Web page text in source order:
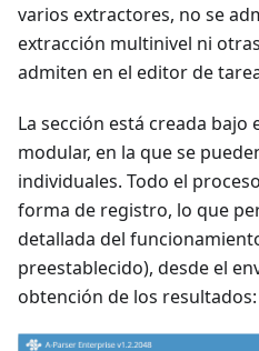
varios extractores, no se
extracción multinivel ni
admiten en el editor de
La sección está creada
modular, en la que se
individuales. Todo el
forma de registro, lo que
detallada del
preestablecido), desde el
obtención de los resultados: